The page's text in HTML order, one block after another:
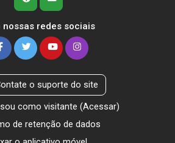
nossas redes sociais
o suporte do site
como visitante (Acessar)
de retenção de dados